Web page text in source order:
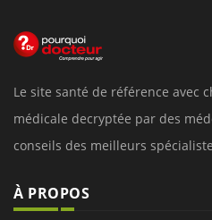
Le site santé de référence avec
médicale decryptée par des
conseils des meilleurs
À PROPOS